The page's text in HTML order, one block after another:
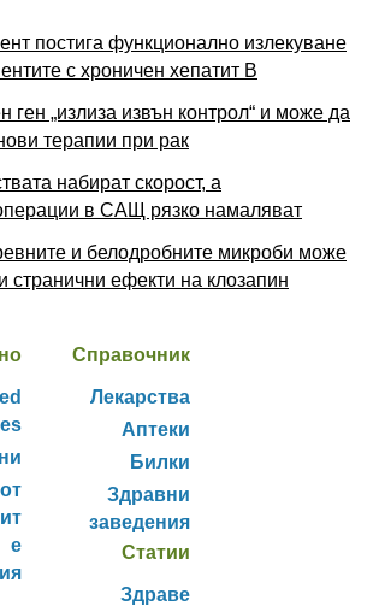
постига функционално излекуване
с хроничен хепатит B
ген „излиза извън контрол“ и може да
терапии при рак
набират скорост, а
в САЩ рязко намаляват
и белодробните микроби може
странични ефекти на клозапин
е
Справочник
Лекарства
Аптеки
Билки
Здравни
заведения
Статии
Здраве